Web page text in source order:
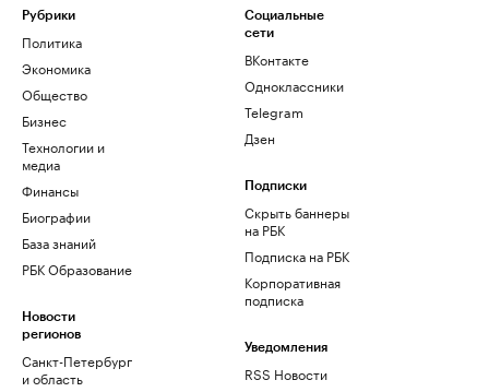
Рубрики
Политика
Экономика
Общество
Бизнес
Технологии и
медиа
Финансы
Биографии
База знаний
РБК Образование
Новости
регионов
Санкт-Петербург
и область
Социальные
сети
ВКонтакте
Одноклассники
Telegram
Дзен
Подписки
Скрыть баннеры
на РБК
Подписка на РБК
Корпоративная
подписка
Уведомления
RSS Новости